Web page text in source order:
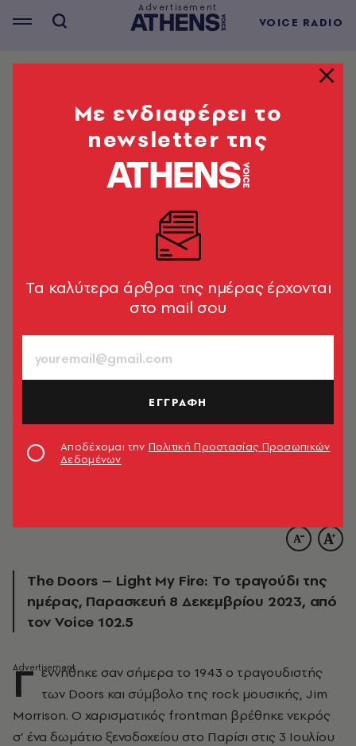
VOICE RADIO
Το τραγούδι της Παρασκευής
08.12.2023 από τον Voice 102.5
The Doors – Light My Fire
1’ ΔΙΑΒΑΣΜΑ
© Mark and Colleen Hayward/Getty Images/Ideal Image
The Doors – Light My Fire: Tο τραγούδι της
ημέρας, Παρασκευή 8 Δεκεμβρίου 2023, από
τον Voice 102.5
Γ εννήθηκε σαν σήμερα το 1943 ο τραγουδιστής
των Doors και σύμβολο της rock μουσικής, Jim
Morrison. Ο χαρισματικός frontman βρέθηκε νεκρός
σ’ ένα δωμάτιο ξενοδοχείου στο Παρίσι στις 3 Ιουλίου
Mε ενδιαφέρει το
newsletter της
Tα καλύτερα άρθρα της ημέρας έρχονται
στο mail σου
ΕΓΓΡΑΦΗ
Αποδέχομαι την Πολιτική Προστασίας Προσωπικών
Δεδομένων